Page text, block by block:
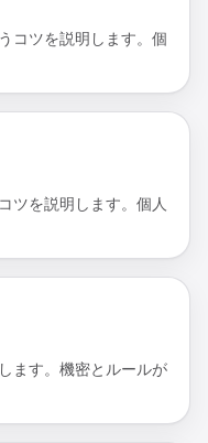
コツを説明します。個
ツを説明します。個人
ます。機密とルールが